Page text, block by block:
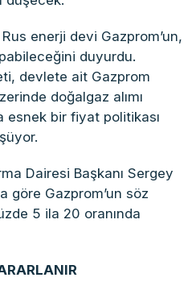
enerji devi Gazprom’un,
duyurdu.
devlete ait Gazprom
doğalgaz alımı
bir fiyat politikası
Dairesi Başkanı Sergey
göre Gazprom’un söz
5 ila 20 oranında